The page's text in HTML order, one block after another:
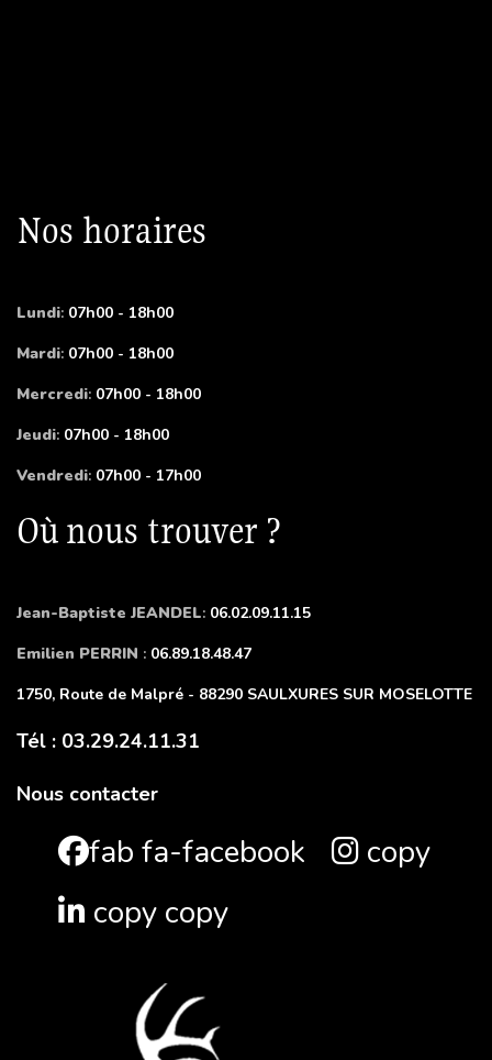
Nos horaires
Lundi: 07h00 - 18h00
Mardi: 07h00 - 18h00
Mercredi: 07h00 - 18h00
Jeudi: 07h00 - 18h00
Vendredi: 07h00 - 17h00
Où nous trouver ?
Jean-Baptiste JEANDEL: 06.02.09.11.15
Emilien PERRIN : 06.89.18.48.47
1750, Route de Malpré - 88290 SAULXURES SUR MOSELOTTE
Tél : 03.29.24.11.31
Nous contacter
fab fa-facebook
copy
copy copy